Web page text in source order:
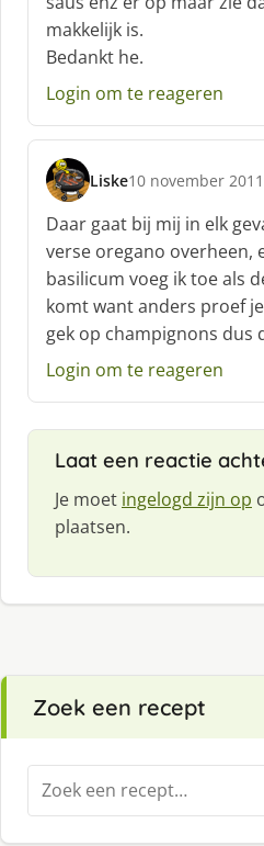
f
:
makkelijk is.
Bedankt he.
Login om te reageren
Liske
s
c
h
r
e
e
f
10 november
Daar gaat bij mij in elk
verse oregano overheen,
basilicum voeg ik toe als
komt want anders proef
gek op champignons dus
Login om te reageren
Laat een reactie
Je moet ingelogd zijn op
plaatsen.
Zoek een recept
Zoeken
naar: